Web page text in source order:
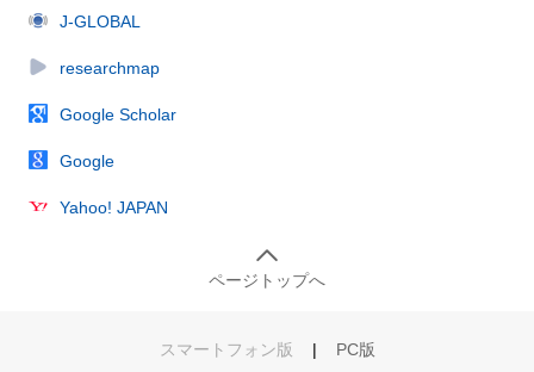
J-GLOBAL
researchmap
Google Scholar
Google
Yahoo! JAPAN
ページトップへ
スマートフォン版 | PC版